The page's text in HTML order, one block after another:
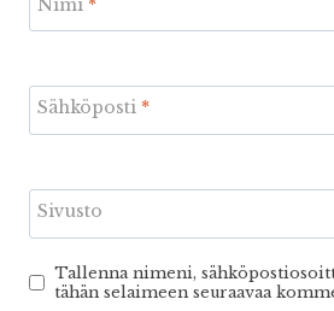
Sähköposti *
Sivusto
Tallenna nimeni,
tähän selaimeen seuraavaa